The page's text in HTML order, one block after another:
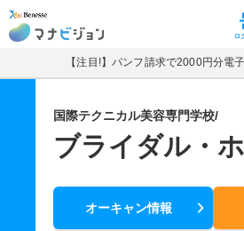
マナビジョン ロ
【注目!】パンフ請求で2000円分電
国際テクニカル美容専門学校/
ブライダル・
オーキャン情報